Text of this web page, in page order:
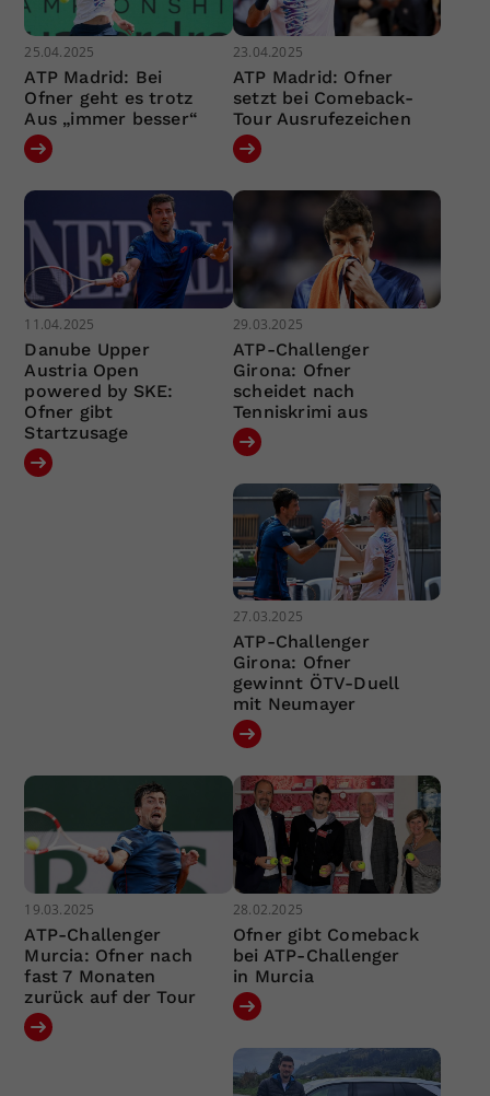
25.04.2025
ATP Madrid: Bei
Ofner geht es trotz
Aus „immer besser“
23.04.2025
ATP Madrid: Ofner
setzt bei Comeback-
Tour Ausrufezeichen
11.04.2025
Danube Upper
Austria Open
powered by SKE:
Ofner gibt
Startzusage
29.03.2025
ATP-Challenger
Girona: Ofner
scheidet nach
Tenniskrimi aus
27.03.2025
ATP-Challenger
Girona: Ofner
gewinnt ÖTV-Duell
mit Neumayer
19.03.2025
ATP-Challenger
Murcia: Ofner nach
fast 7 Monaten
zurück auf der Tour
28.02.2025
Ofner gibt Comeback
bei ATP-Challenger
in Murcia